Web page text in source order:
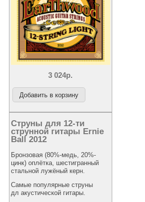
3 024р.
Струны для 12-ти
струнной гитары Ernie
Ball 2012
Бронзовая (80%-медь, 20%-
цинк) оплётка, шестигранный
стальной лужёный керн.
Самые популярные струны
дл акустической гитары.